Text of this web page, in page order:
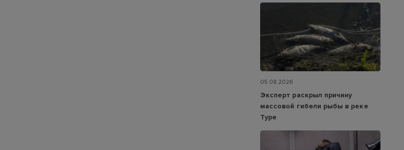
05.08.2026
Эксперт раскрыл причину
массовой гибели рыбы в реке
Туре